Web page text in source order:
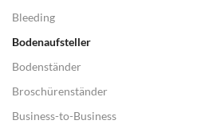
Bleeding
Bodenaufsteller
Bodenständer
Broschürenständer
Business-to-Business